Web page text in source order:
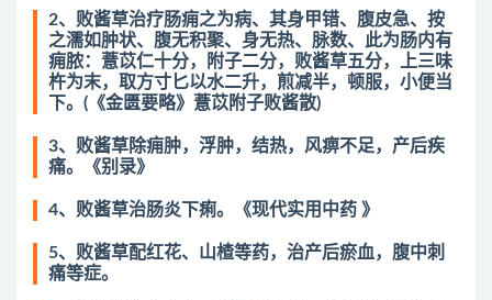
2、败酱草治疗肠痈之为病、其身甲错、腹皮急、按
之濡如肿状、腹无积聚、身无热、脉数、此为肠内有
痈脓：薏苡仁十分，附子二分，败酱草五分，上三味
杵为末，取方寸匕以水二升，煎减半，顿服，小便当
下。(《金匮要略》薏苡附子败酱散)
3、败酱草除痈肿，浮肿，结热，风痹不足，产后疾
痛。《别录》
4、败酱草治肠炎下痢。《现代实用中药 》
5、败酱草配红花、山楂等药，治产后瘀血，腹中刺
痛等症。